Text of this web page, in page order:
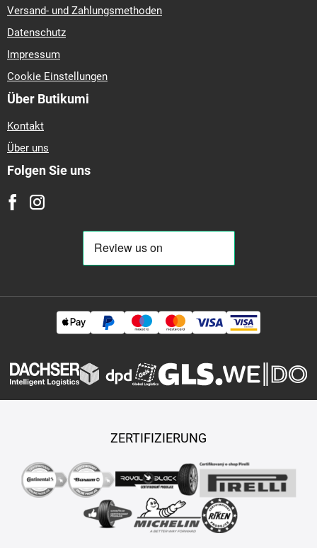
Versand- und Zahlungsmethoden
Datenschutz
Impressum
Cookie Einstellungen
Über Butikumi
Kontakt
Über uns
Folgen Sie uns
ZERTIFIZIERUNG